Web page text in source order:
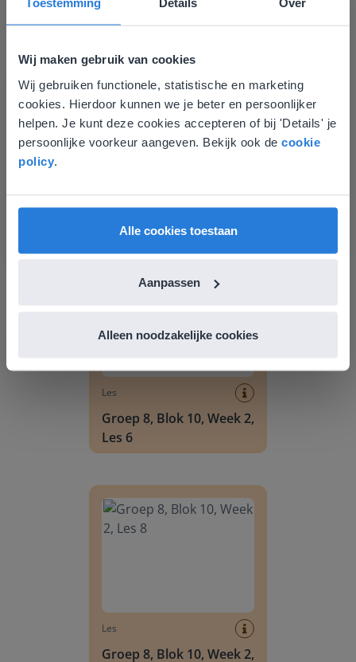
Wij maken gebruik van cookies
Wij gebruiken functionele, statistische en marketing
cookies. Hierdoor kunnen we je beter en persoonlijker
helpen. Je kunt deze cookies accepteren of bij 'Details' je
persoonlijke voorkeur aangeven. Bekijk ook de cookie
policy
Alle cookies toestaan
Aanpassen
Alleen noodzakelijke cookies
Groep 8, Blok 9, Week 3, Les 11
Les
Groep 8, Blok 10, Week 2,
Les 6
Les
Groep 8, Blok 10, Week 2,
Deze website komt niet
overeen met je locatie
Gezien je locatie, denken we dat je misschien
liever naar de website voor English gaat. Hier
English
Vlaanderen